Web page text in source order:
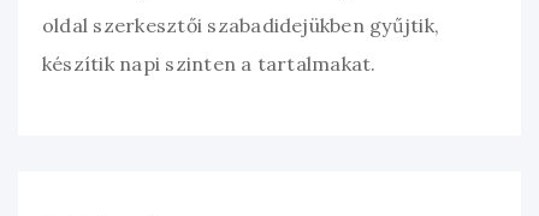
oldal szerkesztői szabadidejükben gyűjtik,
készítik napi szinten a tartalmakat.